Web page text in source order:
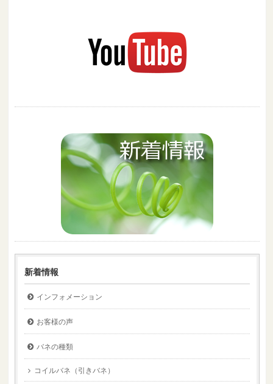
新着情報
インフォメーション
お客様の声
バネの種類
コイルバネ（引きバネ）